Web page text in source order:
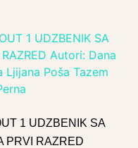
1 UDZBENIK SA
PRVI RAZRED